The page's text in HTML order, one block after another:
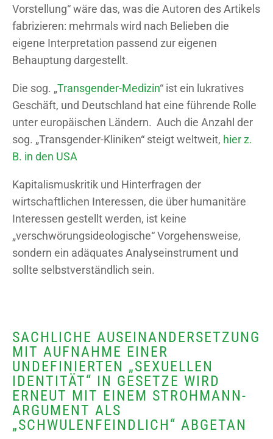
Vorstellung“ wäre das, was die Autoren des Artikels
fabrizieren: mehrmals wird nach Belieben die
eigene Interpretation passend zur eigenen
Behauptung dargestellt.
Die sog. „Transgender-Medizin“ ist ein lukratives
Geschäft, und Deutschland hat eine führende Rolle
unter europäischen Ländern. Auch die Anzahl der
sog. „Transgender-Kliniken“ steigt weltweit, hier z.
B. in den USA
Kapitalismuskritik und Hinterfragen der
wirtschaftlichen Interessen, die über humanitäre
Interessen gestellt werden, ist keine
„verschwörungsideologische“ Vorgehensweise,
sondern ein adäquates Analyseinstrument und
sollte selbstverständlich sein.
SACHLICHE AUSEINANDERSETZUNG
MIT AUFNAHME EINER
UNDEFINIERTEN „SEXUELLEN
IDENTITÄT“ IN GESETZE WIRD
ERNEUT MIT EINEM STROHMANN-
ARGUMENT ALS
„SCHWULENFEINDLICH“ ABGETAN